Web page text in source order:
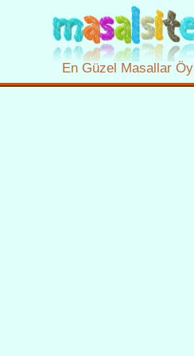
En Güzel Masallar